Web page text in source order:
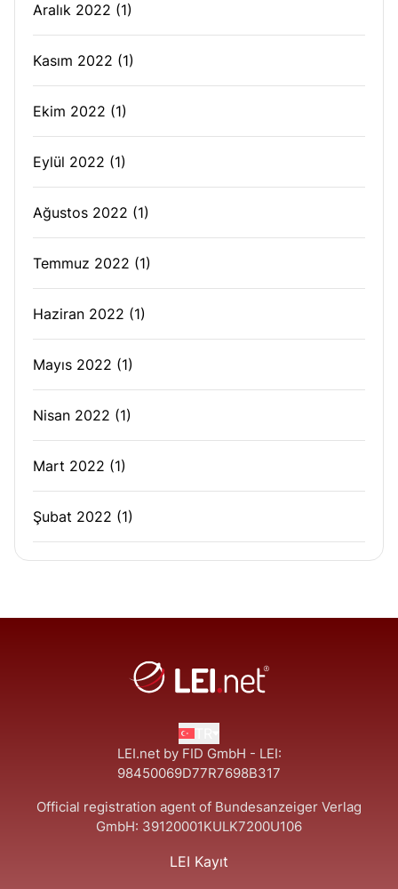
Aralık 2022 (1)
Kasım 2022 (1)
Ekim 2022 (1)
Eylül 2022 (1)
Ağustos 2022 (1)
Temmuz 2022 (1)
Haziran 2022 (1)
Mayıs 2022 (1)
Nisan 2022 (1)
Mart 2022 (1)
Şubat 2022 (1)
LEI.net by FID GmbH - LEI:
98450069D77R7698B317
Official registration agent of Bundesanzeiger Verlag
GmbH: 39120001KULK7200U106
LEI Kayıt